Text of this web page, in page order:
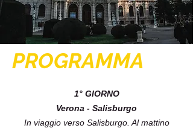
PROGRAMMA
1° GIORNO
Verona - Salisburgo
In viaggio verso Salisburgo. Al mattino